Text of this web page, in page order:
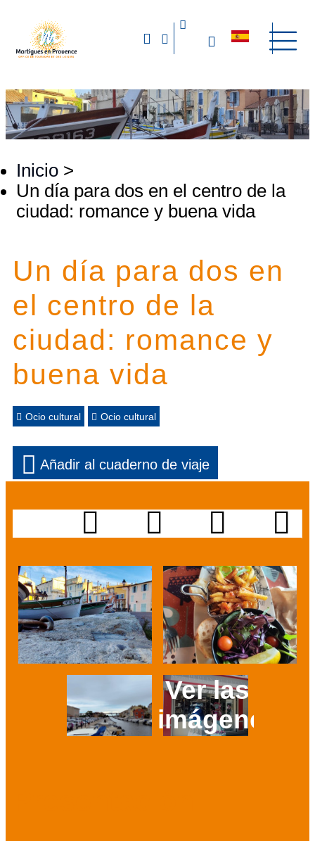
Inicio >
Un día para dos en el centro de la
ciudad: romance y buena vida
Un día para dos en
el centro de la
ciudad: romance y
buena vida
Ocio cultural Ocio cultural
Añadir al cuaderno de viaje
Ver las 4
imágenes